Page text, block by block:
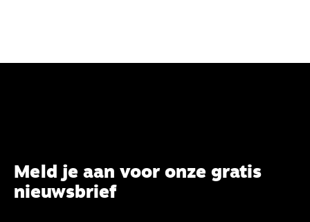
Meld je aan voor onze gratis
nieuwsbrief